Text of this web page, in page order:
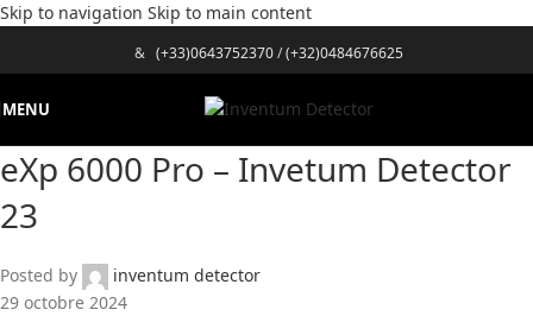
Skip to navigation Skip to main content
& (+33)0643752370/(+32)0484676625
MENU
eXp 6000 Pro – Invetum Detector
23
Posted by
inventum detector
29 octobre 2024